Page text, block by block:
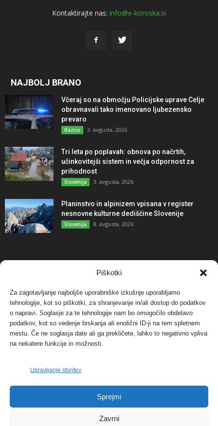
Piškotki
Za zagotavljanje najboljše uporabniške izkušnje uporabljamo
tehnologije, kot so piškotki, za shranjevanje in/ali dostop do podatkov
o napravi. Soglasje za te tehnologije nam bo omogočilo obdelavo
podatkov, kot so vedenje brskanja ali enolični ID-ji na tem spletnem
mestu. Če ne soglasja date ali ga prekličete, lahko to negativno vpliva
na nekatere funkcije in možnosti.
Upravljanje storitev
Sprejmi
Zavrni
Kontaktirajte nas: info@e-koroska.si
NAJBOLJ BRANO
Včeraj so na območju Policijske uprave Celje
obravnavali tako imenovano ljubezensko
prevaro
Razno 3. avgusta, 2026
Tri leta po poplavah: obnova po načrtih,
učinkovitejši sistem in večja odpornost za
prihodnost
Slovenija 3. avgusta, 2026
Planinstvo in alpinizem vpisana v register
nesnovne kulturne dediščine Slovenije
Slovenija 8. avgusta, 2026
NAJBOLJ KOMENTIRANO
Protest proti vetrnim elektrarnam na Ojstrici, v
svetu pa vedno bolj...
Dogodki 12. maja, 2017
Tožilstvo v Celovcu v korist elektrarnam
Verbund
FOTO: Razstava cvetličarskega mojstra Andreja
Dogodki 27. novembra, 2017